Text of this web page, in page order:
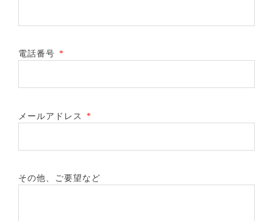
電話番号 *
メールアドレス *
その他、ご要望など